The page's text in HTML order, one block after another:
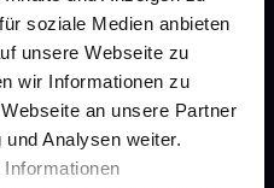
soziale Medien anbieten
unsere Webseite zu
wir Informationen zu
an unsere Partner
Analysen weiter.